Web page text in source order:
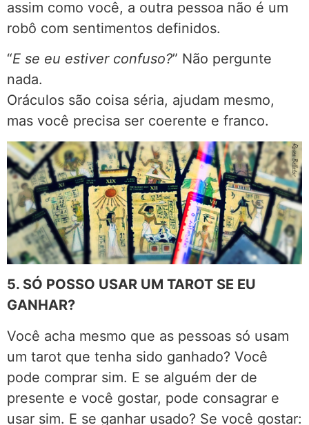
assim como você, a outra pessoa não é um
robô com sentimentos definidos.
“E se eu estiver confuso?” Não pergunte
nada.
Oráculos são coisa séria, ajudam mesmo,
mas você precisa ser coerente e franco.
5. SÓ POSSO USAR UM TAROT SE EU
GANHAR?
Você acha mesmo que as pessoas só usam
um tarot que tenha sido ganhado? Você
pode comprar sim. E se alguém der de
presente e você gostar, pode consagrar e
usar sim. E se ganhar usado? Se você gostar: